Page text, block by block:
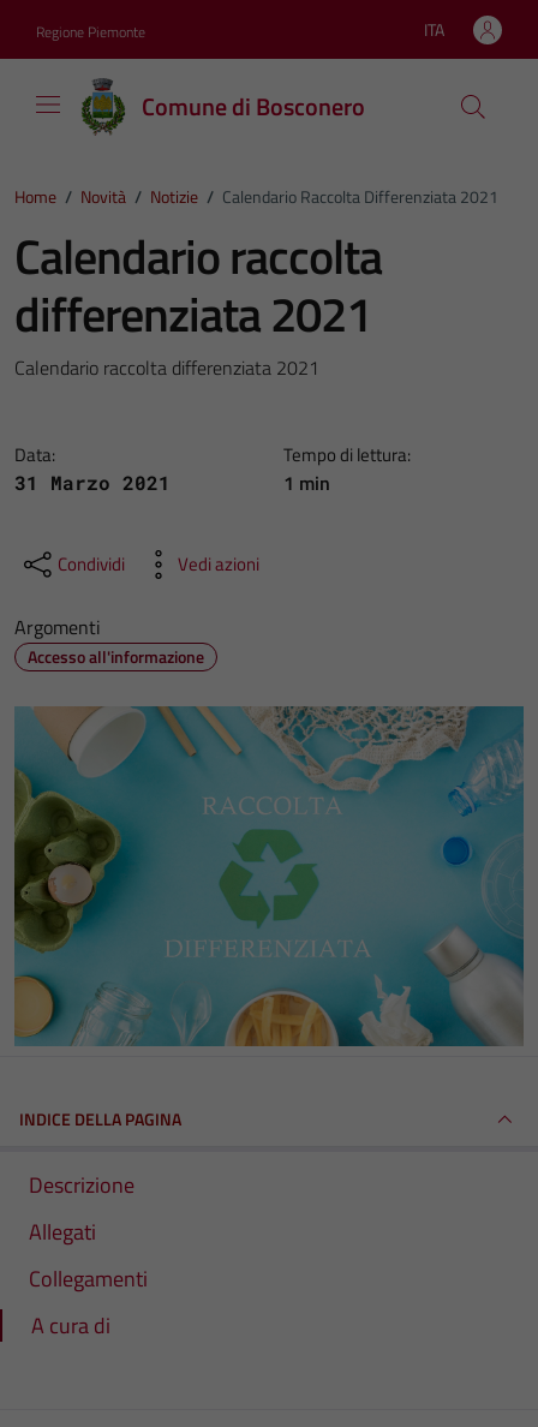
Regione Piemonte Lingua attiva:
ITA
Comune di Bosconero
Home / Novità / Notizie / Calendario Raccolta Differenziata 2021
Calendario raccolta
differenziata 2021
Calendario raccolta differenziata 2021
Data:
31 Marzo 2021
Tempo di lettura:
1 min
Condividi Vedi azioni
Argomenti
Accesso all'informazione
INDICE DELLA PAGINA
Descrizione
Allegati
Collegamenti
A cura di